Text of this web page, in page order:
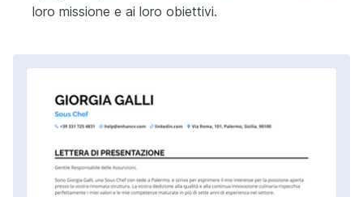
loro missione e ai loro obiettivi.